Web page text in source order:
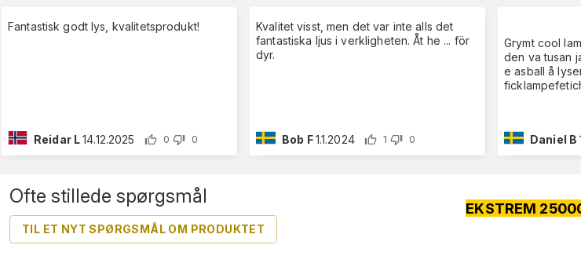
Fantastisk godt lys, kvalitetsprodukt!
Reidar L14.12.2025 0 0
Kvalitet visst, men det var inte alls det
fantastiska ljus i verkligheten. Åt he ... för
dyr.
Bob F1.1.2024 1 0
Grymt cool lampa. tänkte när
den va tusan
e asball å lyser
Daniel B
Ofte stillede spørgsmål
TIL ET NYT SPØRGSMÅL OM PRODUKTET
EKSTREM 25000 LUMEN!